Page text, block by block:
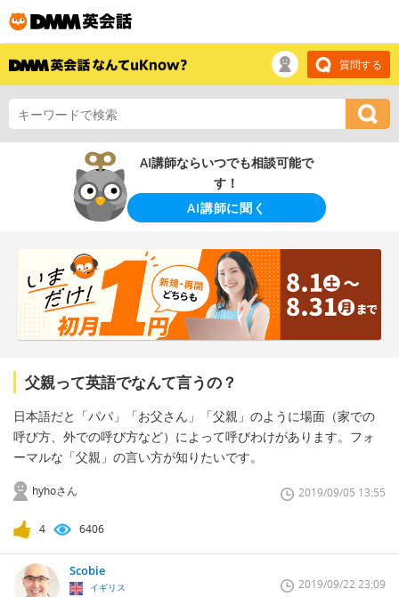
質問する
AI講師ならいつでも相談可能で
す！
AI講師に聞く
父親って英語でなんて言うの？
日本語だと「パパ」「お父さん」「父親」のように場面（家での
呼び方、外での呼び方など）によって呼びわけがあります。フォ
ーマルな「父親」の言い方が知りたいです。
hyhoさん 2019/09/05 13:55
4 6406
Scobie
イギリス 2019/09/22 23:09